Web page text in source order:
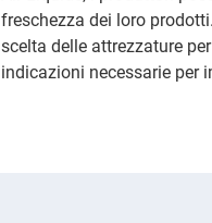
freschezza dei loro
scelta delle attrezzature
indicazioni necessarie per